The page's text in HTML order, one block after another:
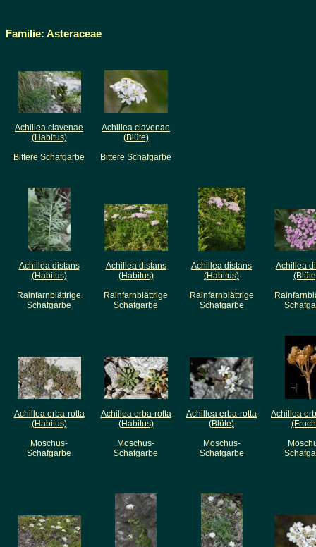
Familie: Asteraceae
Achillea clavenae
(Habitus)
Bittere Schafgarbe
Achillea clavenae
(Blüte)
Bittere Schafgarbe
Achillea distans
(Habitus)
Rainfarnblättrige
Schafgarbe
Achillea distans
(Habitus)
Rainfarnblättrige
Schafgarbe
Achillea distans
(Habitus)
Rainfarnblättrige
Schafgarbe
Achillea
Achillea erba-rotta
(Habitus)
Moschus-
Schafgarbe
Achillea erba-rotta
(Habitus)
Moschus-
Schafgarbe
Achillea erba-rotta
(Blüte)
Moschus-
Schafgarbe
Achillea